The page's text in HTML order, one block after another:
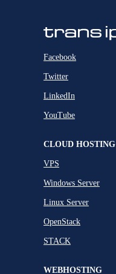
Facebook
Twitter
LinkedIn
YouTube
CLOUD HOSTING
VPS
Windows Server
Linux Server
OpenStack
STACK
WEBHOSTING